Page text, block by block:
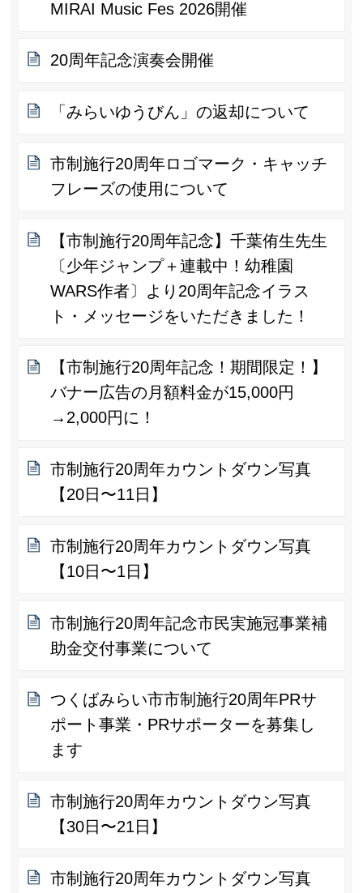
MIRAI Music Fes 2026開催
20周年記念演奏会開催
「みらいゆうびん」の返却について
市制施行20周年ロゴマーク・キャッチ
フレーズの使用について
【市制施行20周年記念】千葉侑生先生
〔少年ジャンプ＋連載中！幼稚園
WARS作者〕より20周年記念イラス
ト・メッセージをいただきました！
【市制施行20周年記念！期間限定！】
バナー広告の月額料金が15,000円
→2,000円に！
市制施行20周年カウントダウン写真
【20日〜11日】
市制施行20周年カウントダウン写真
【10日〜1日】
市制施行20周年記念市民実施冠事業補
助金交付事業について
つくばみらい市市制施行20周年PRサ
ポート事業・PRサポーターを募集し
ます
市制施行20周年カウントダウン写真
【30日〜21日】
市制施行20周年カウントダウン写真